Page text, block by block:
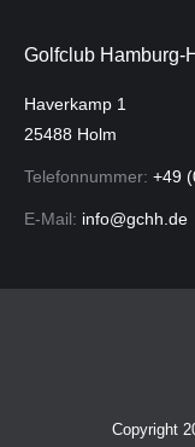
Golfclub Hamburg-
Haverkamp 1
25488 Holm
Telefonnummer: +49
E-Mail: info@gchh.de
Copyright